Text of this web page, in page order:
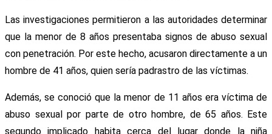
Las investigaciones permitieron a las autoridades determinar
que la menor de 8 años presentaba signos de abuso sexual
con penetración. Por este hecho, acusaron directamente a un
hombre de 41 años, quien sería padrastro de las víctimas.
Además, se conoció que la menor de 11 años era víctima de
abuso sexual por parte de otro hombre, de 65 años. Este
segundo implicado habita cerca del lugar donde la niña